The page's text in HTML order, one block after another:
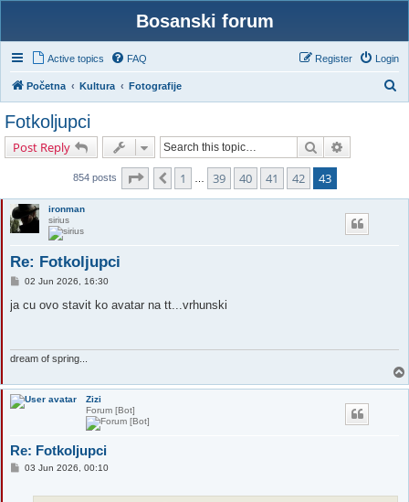
Bosanski forum
Active topics FAQ Login
Register
Početna Kultura Fotografije
Fotkoljupci
Post Reply Search
854 posts Page 43 of43
Previous
1 39 40 41 42 43
ironman
sirius
Re: Fotkoljupci
P
s
02 Jun 2026, 16:30
ja cu ovo stavit ko avatar na tt...vrhunski
dream of spring...
Zizi
Forum [Bot]
Re: Fotkoljupci
P03 Jun 2026, 00:10